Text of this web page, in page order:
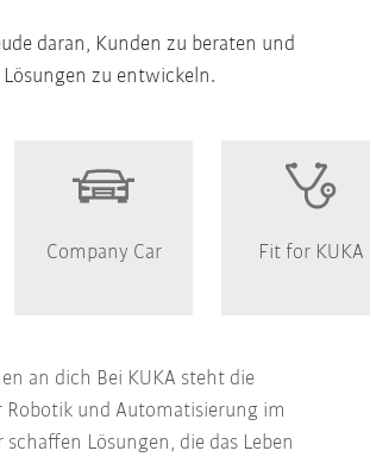
daran, Kunden zu beraten und
zu entwickeln.
Company Car Fit for KUKA
an dich Bei KUKA steht die
Robotik und Automatisierung im
Lösungen, die das Leben